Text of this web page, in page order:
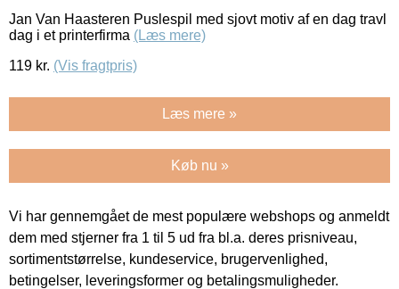
Jan Van Haasteren Puslespil med sjovt motiv af en dag travl
dag i et printerfirma (Læs mere)
119 kr. (Vis fragtpris)
Læs mere »
Køb nu »
Vi har gennemgået de mest populære webshops og anmeldt
dem med stjerner fra 1 til 5 ud fra bl.a. deres prisniveau,
sortimentstørrelse, kundeservice, brugervenlighed,
betingelser, leveringsformer og betalingsmuligheder.